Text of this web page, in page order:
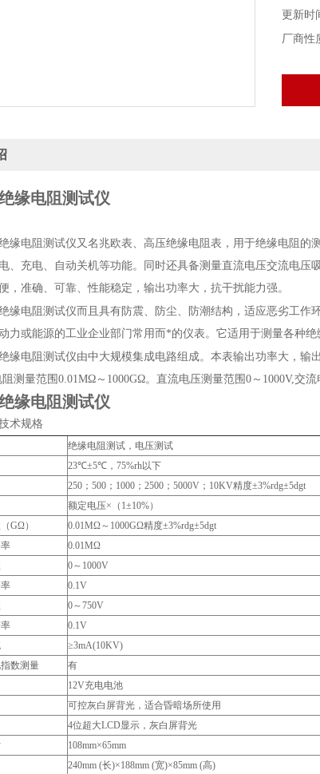
更新时
厂商性
缘电阻测试仪
缘电阻测试仪又名兆欧表、高压绝缘电阻表，用于绝缘电阻的
、充电、自动关机等功能。同时还具备测量直流电压交流电
，准确、可靠、性能稳定，输出功率大，抗干扰能力强。
缘电阻测试仪而且具有防震、防尘、防潮结构，适应恶劣工作
力或能源的工业企业部门常用而*的仪表。它适用于测量各种
缘电阻测试仪由中大规模集成电路组成。本表输出功率大，输
阻测量范围0.01MΩ～1000GΩ。直流电压测量范围0～1000V,交流
缘电阻测试仪
术规格
绝缘电阻测试，电压测试
23℃±5℃，75%rh以下
250；500；1000；2500；5000V；10KV精度±3%rdg±5dgt
额定电压×（1±10%）
GΩ）
0.01MΩ～1000GΩ精度±3%rdg±5dgt
0.01MΩ
0～1000V
0.1V
0～750V
0.1V
≥3mA(10KV)
数测量
有
12V充电电池
可控灰白屏背光，适合昏暗场所使用
4位超大LCD显示，灰白屏背光
108mm×65mm
240mm (长)×188mm (宽)×85mm (高)